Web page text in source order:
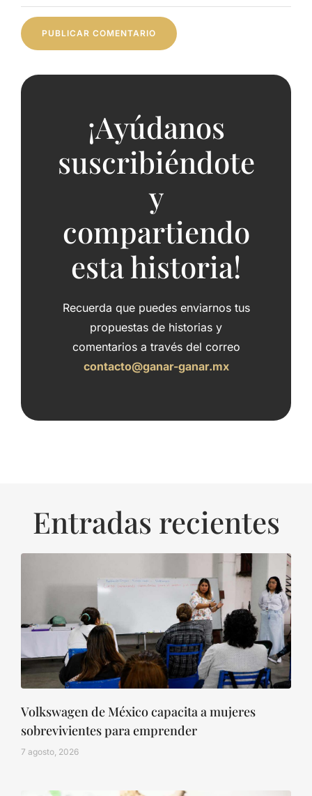
¡Ayúdanos
suscribiéndote
y
compartiendo
esta historia!
Recuerda que puedes enviarnos tus
propuestas de historias y
comentarios a través del correo
contacto@ganar-ganar.mx
Entradas recientes
Volkswagen de México capacita a mujeres
sobrevivientes para emprender
7 agosto, 2026